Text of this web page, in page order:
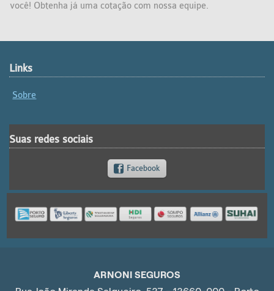
você! Obtenha já uma cotação com nossa equipe.
Links
Sobre
Suas redes sociais
Facebook
ARNONI SEGUROS